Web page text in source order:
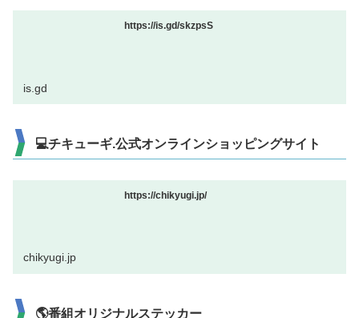
https://is.gd/skzpsS
is.gd
💻チキューギ.公式オンラインショッピングサイト
https://chikyugi.jp/
chikyugi.jp
🌎番組オリジナルステッカー